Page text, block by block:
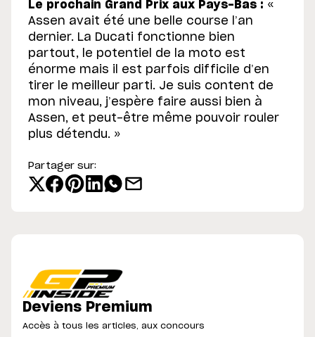
Le prochain Grand Prix aux Pays-Bas : «
Assen avait été une belle course l’an
dernier. La Ducati fonctionne bien
partout, le potentiel de la moto est
énorme mais il est parfois difficile d’en
tirer le meilleur parti. Je suis content de
mon niveau, j’espère faire aussi bien à
Assen, et peut-être même pouvoir rouler
plus détendu. »
Partager sur:
Deviens Premium
Accès à tous les articles, aux concours